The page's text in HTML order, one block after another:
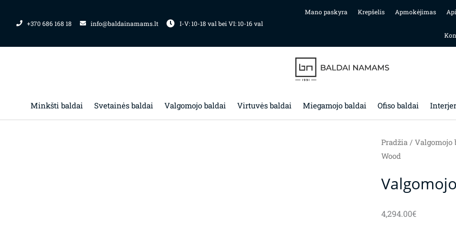
+370 686 168 18 info@baldainamams.lt I-V: 10-18 val bei VI: 10-16 val
Mano paskyra Krepšelis Apmokėjimas
Minkšti baldai Svetainės baldai Valgomojo baldai Virtuvės baldai Miegamojo baldai Ofiso baldai
Pradžia/ Valgomojo
Wood
4,294.00€